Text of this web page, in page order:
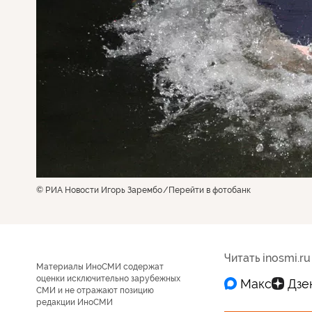
© РИА Новости Игорь Зарембо Перейти в фотобанк
Материалы ИноСМИ содержат
оценки исключительно зарубежных
СМИ и не отражают позицию
редакции ИноСМИ
Читать inosmi.ru